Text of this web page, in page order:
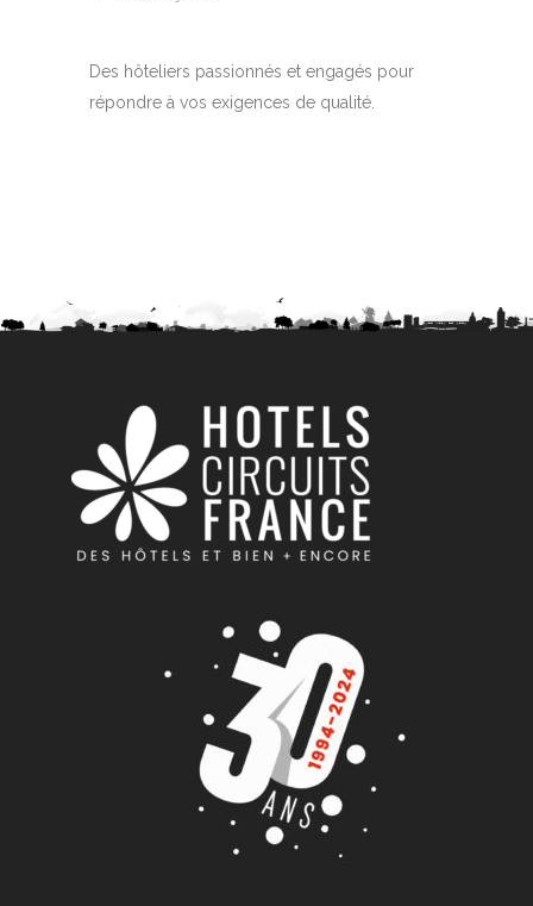
Des hôteliers passionnés et engagés pour
répondre à vos exigences de qualité.